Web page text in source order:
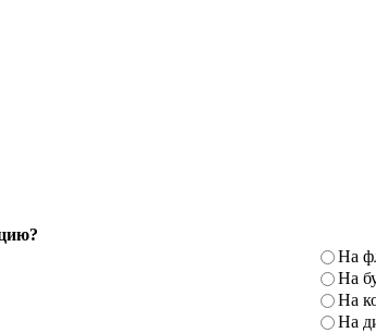
На
На
На
На